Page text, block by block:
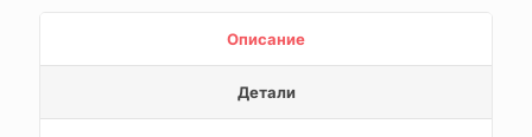
Описание
Детали